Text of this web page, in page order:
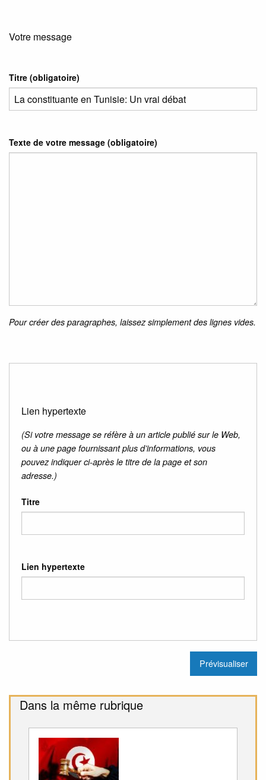
Votre message
Titre (obligatoire)
Texte de votre message (obligatoire)
Pour créer des paragraphes, laissez simplement des lignes vides.
Lien hypertexte
(Si votre message se réfère à un article publié sur le Web,
ou à une page fournissant plus d’informations, vous
pouvez indiquer ci-après le titre de la page et son
adresse.)
Titre
Lien hypertexte
Dans la même rubrique